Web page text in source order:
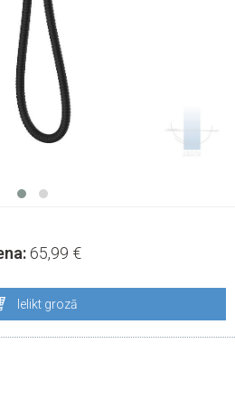
65,99 €
Ielikt grozā